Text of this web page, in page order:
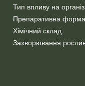
Тип впливу на
Препаративна форма
Хімічний склад
Захворювання